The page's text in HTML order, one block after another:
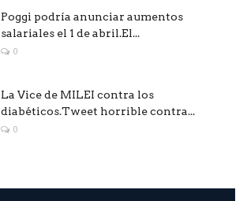
Poggi podría anunciar aumentos
salariales el 1 de abril.El...
0
La Vice de MILEI contra los
diabéticos.Tweet horrible contra...
0